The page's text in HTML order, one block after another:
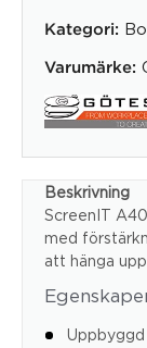
Kategori:
Varumärke:
Beskrivning
ScreenIT
med
att hänga
Uppbyggd